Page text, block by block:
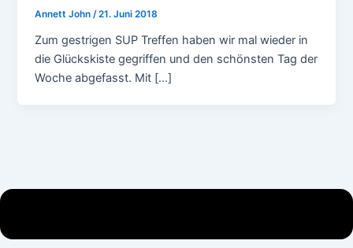
Annett John/21. Juni 2018
Zum gestrigen SUP Treffen haben wir mal wieder in
die Glückskiste gegriffen und den schönsten Tag der
Woche abgefasst. Mit […]